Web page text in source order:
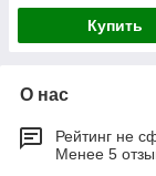
Купить
О нас
Рейтинг не
Менее 5